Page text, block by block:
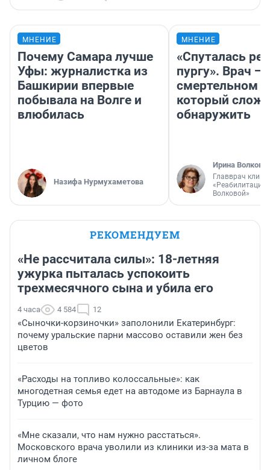
МНЕНИЕ
Почему Самара лучше
Уфы: журналистка из
Башкирии впервые
побывала на Волге и
влюбилась
Назифа Нурмухаметова
МНЕНИЕ
«Спуталась
пургу». Врач —
смертельном
который
обнаружить
Ирина Волкова
Главврач
«Реабилитация
Волковой»
РЕКОМЕНДУЕМ
«Не рассчитала силы»: 18-летняя
ужурка пыталась успокоить
трехмесячного сына и убила его
4 часа 4 584 12
«Сыночки-корзиночки» заполонили Екатеринбург:
почему уральские парни массово оставили жен без
цветов
«Расходы на топливо колоссальные»: как
многодетная семья едет на автодоме из Барнаула в
Турцию — фото
«Мне сказали, что нам нужно расстаться».
Московского врача уволили из клиники из-за мата в
личном блоге